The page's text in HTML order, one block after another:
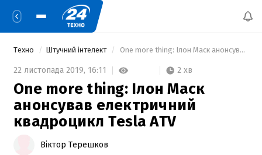
Техно Штучний інтелект One more thing: Ілон Маск анонсував електричний квадроцикл Tesla ATV
22 листопада 2019, 16:11 2 хв
One more thing: Ілон Маск
анонсував електричний
квадроцикл Tesla ATV
Віктор Терешков